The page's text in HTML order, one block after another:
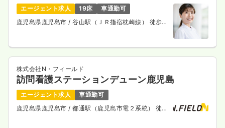
気になる 詳細を見る
日勤のみ（パート） 一時募集休止
給与 時給 1,247〜1,300
時間 8:30～17:30
日祝休み
時給1,300円以上可
気になる 詳細を見る
エージェント求人 19床
車通勤可
鹿児島県鹿児島市 / 谷山駅（ＪＲ指宿枕崎線） 徒歩9
株式会社N・フィールド
訪問看護ステーションデューン鹿児島
エージェント求人
車通勤可
鹿児島県鹿児島市 / 都通駅（鹿児島市電２系統） 徒歩